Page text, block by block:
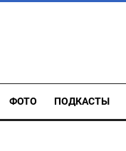
ФОТО ПОДКАСТЫ